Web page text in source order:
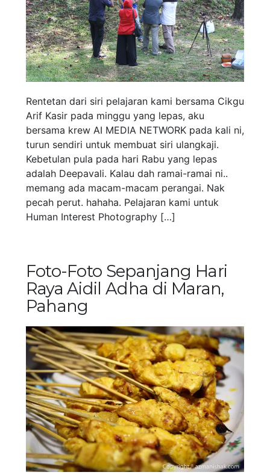
Rentetan dari siri pelajaran kami bersama Cikgu
Arif Kasir pada minggu yang lepas, aku
bersama krew AI MEDIA NETWORK pada kali ni,
turun sendiri untuk membuat siri ulangkaji.
Kebetulan pula pada hari Rabu yang lepas
adalah Deepavali. Kalau dah ramai-ramai ni..
memang ada macam-macam perangai. Nak
pecah perut. hahaha. Pelajaran kami untuk
Human Interest Photography […]
Foto-Foto Sepanjang Hari
Raya Aidil Adha di Maran,
Pahang